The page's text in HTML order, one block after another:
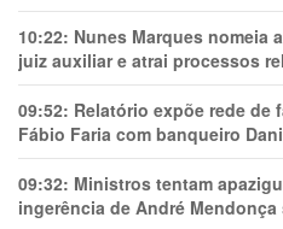
10:22: Nunes Marques nomeia
juiz auxiliar e atrai processos
09:52: Relatório expõe rede de
Fábio Faria com banqueiro
09:32: Ministros tentam
ingerência de André